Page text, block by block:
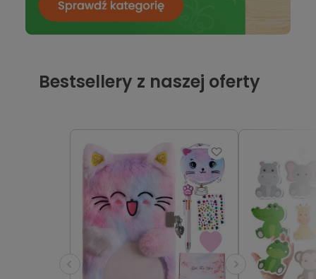
Bestsellery z naszej oferty